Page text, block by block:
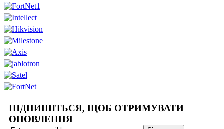
ПІДПИШІТЬСЯ, ЩОБ ОТРИМУВАТИ
ОНОВЛЕННЯ